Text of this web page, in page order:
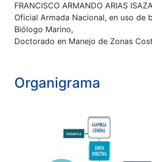
FRANCISCO ARMANDO ARIAS
Oficial Armada Nacional, en uso de
Biólogo Marino,
Doctorado en Manejo de Zonas
Organigrama